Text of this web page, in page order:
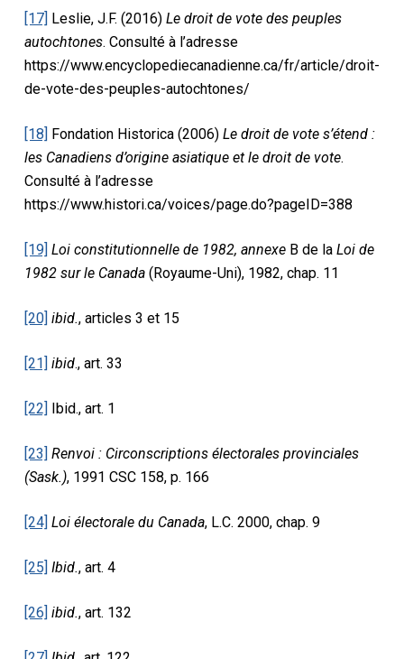
[17] Leslie, J.F. (2016) Le droit de vote des peuples
autochtones. Consulté à l’adresse
https://www.encyclopediecanadienne.ca/fr/article/droit-
de-vote-des-peuples-autochtones/
[18] Fondation Historica (2006) Le droit de vote s’étend :
les Canadiens d’origine asiatique et le droit de vote.
Consulté à l’adresse
https://www.histori.ca/voices/page.do?pageID=388
[19] Loi constitutionnelle de 1982, annexe B de la Loi de
1982 sur le Canada(Royaume-Uni), 1982, chap. 11
[20] ibid., articles 3 et 15
[21] ibid., art. 33
[22] Ibid., art. 1
[23] Renvoi : Circonscriptions électorales provinciales
(Sask.), 1991 CSC 158, p. 166
[24] Loi électorale du Canada, L.C. 2000, chap. 9
[25] Ibid., art. 4
[26] ibid., art. 132